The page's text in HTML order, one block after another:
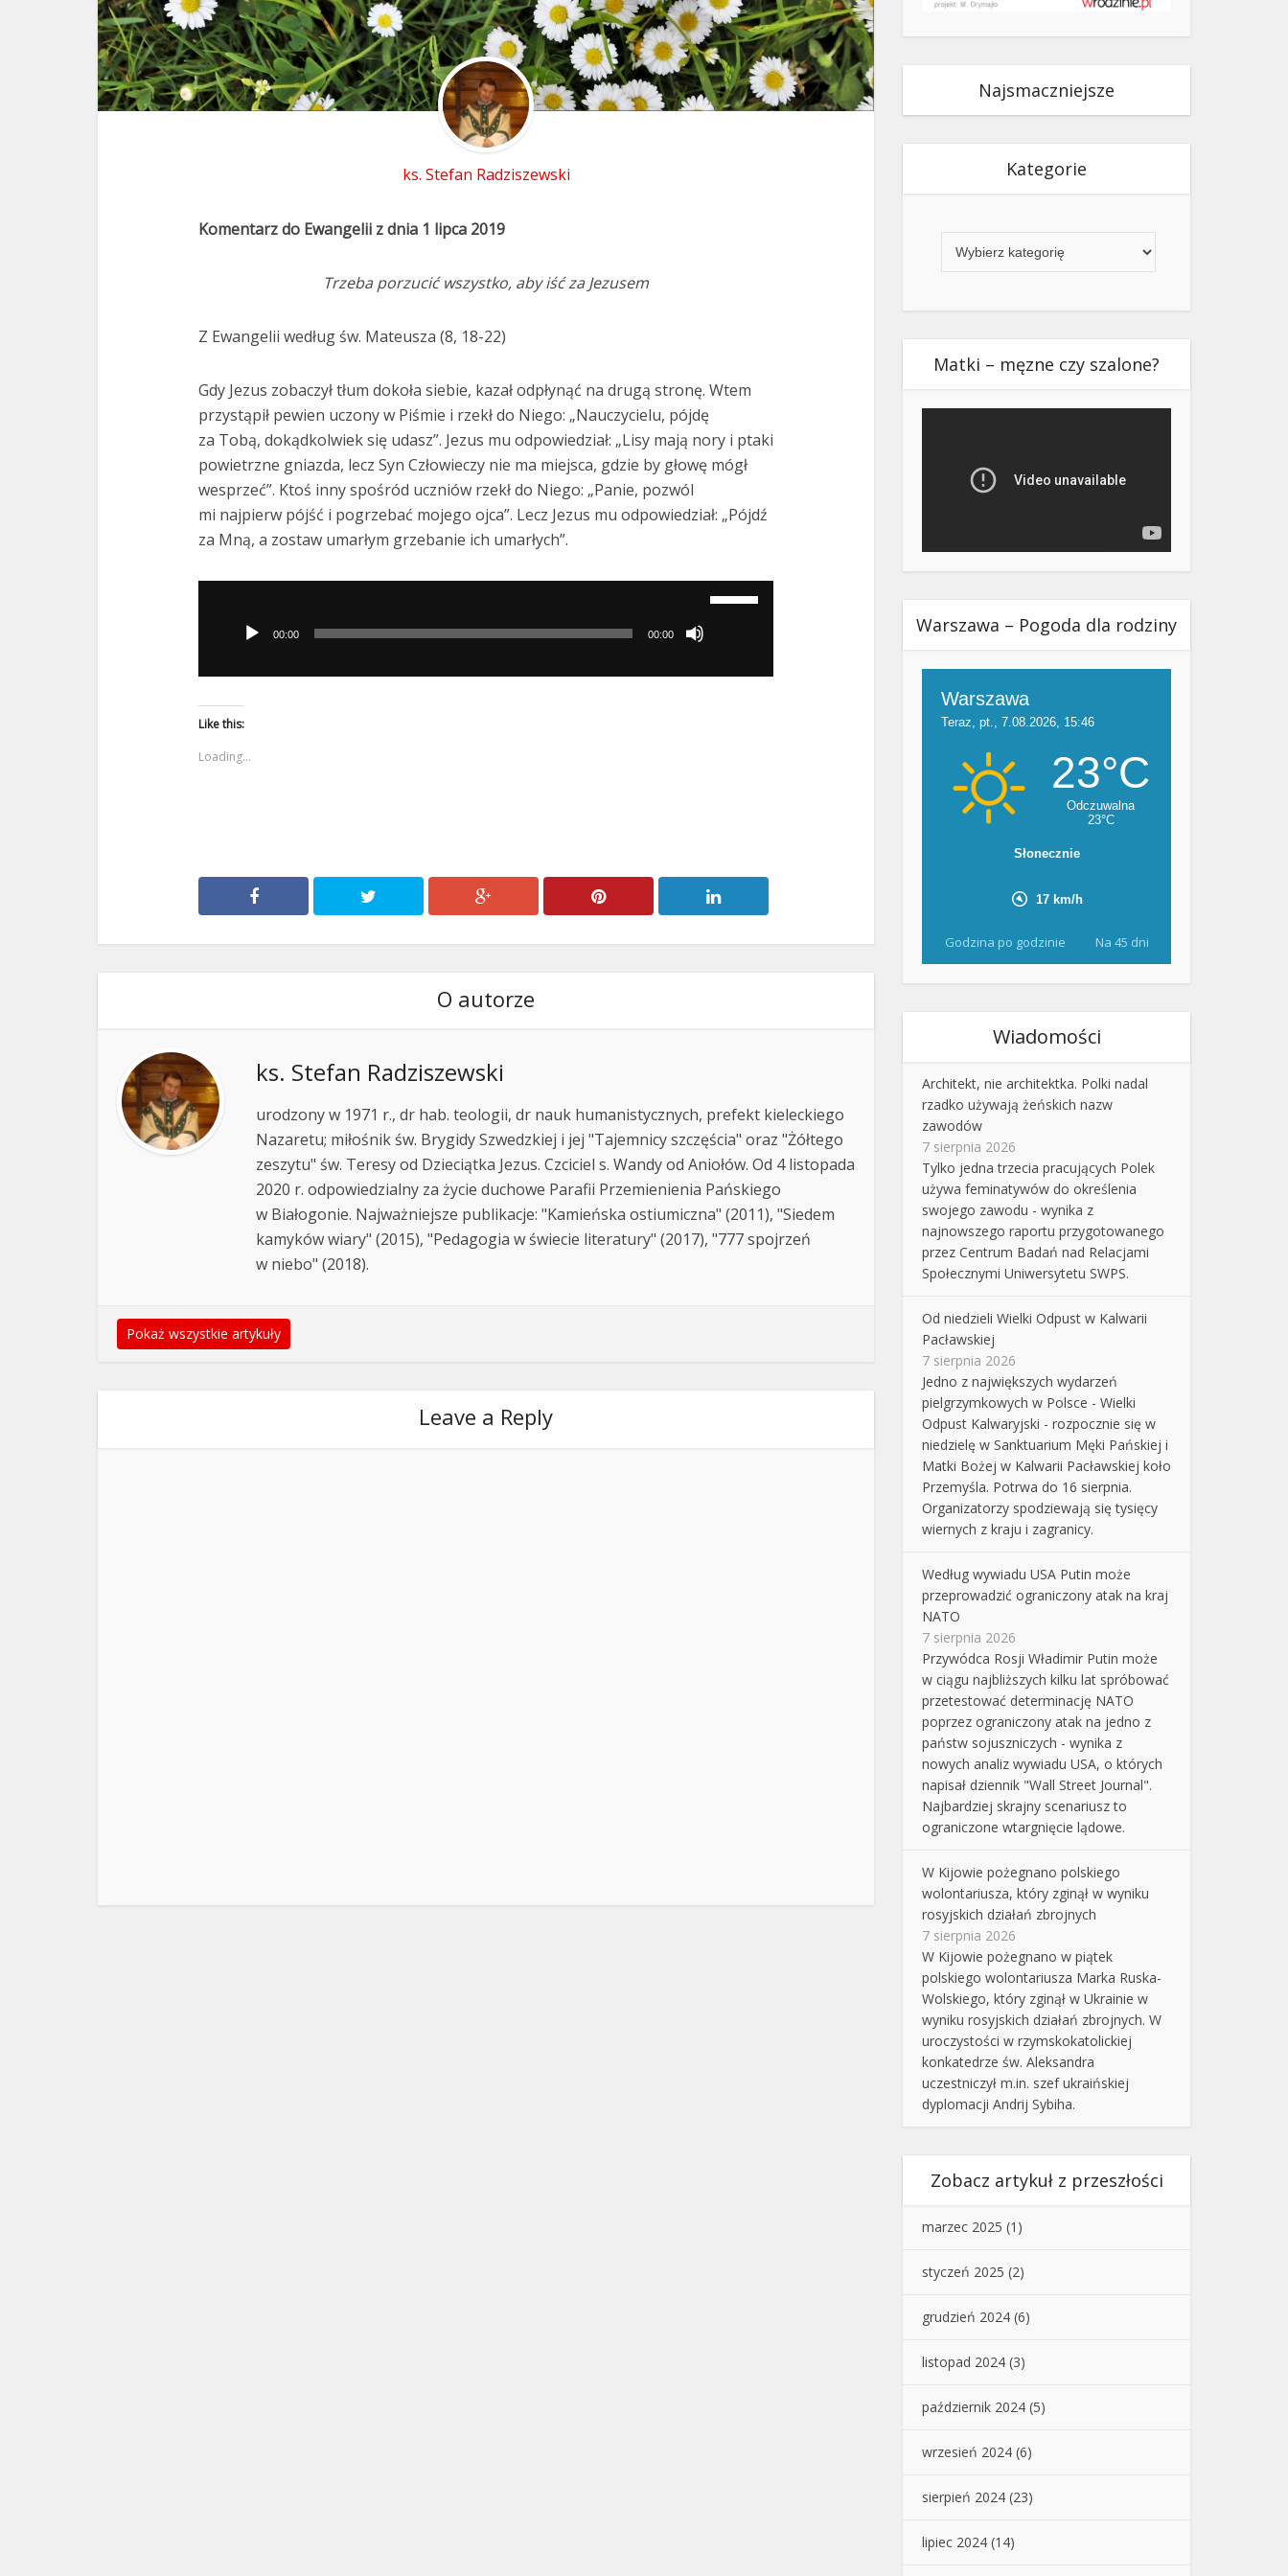
ks. Stefan Radziszewski
Komentarz do Ewangelii z dnia 1 lipca 2019
Trzeba porzucić wszystko, aby iść za Jezusem
Z Ewangelii według św. Mateusza (8, 18-22)
Gdy Jezus zobaczył tłum dokoła siebie, kazał odpłynąć na drugą stronę. Wtem
przystąpił pewien uczony w Piśmie i rzekł do Niego: „Nauczycielu, pójdę
za Tobą, dokądkolwiek się udasz”. Jezus mu odpowiedział: „Lisy mają nory i ptaki
powietrzne gniazda, lecz Syn Człowieczy nie ma miejsca, gdzie by głowę mógł
wesprzeć”. Ktoś inny spośród uczniów rzekł do Niego: „Panie, pozwól
mi najpierw pójść i pogrzebać mojego ojca”. Lecz Jezus mu odpowiedział: „Pójdź
za Mną, a zostaw umarłym grzebanie ich umarłych”.
dźwiękowych
00:00 00:00
Like this:
Loading...
O autorze
ks. Stefan Radziszewski
urodzony w 1971 r., dr hab. teologii, dr nauk humanistycznych, prefekt kieleckiego
Nazaretu; miłośnik św. Brygidy Szwedzkiej i jej "Tajemnicy szczęścia" oraz "Żółtego
zeszytu" św. Teresy od Dzieciątka Jezus. Czciciel s. Wandy od Aniołów. Od 4 listopada
2020 r. odpowiedzialny za życie duchowe Parafii Przemienienia Pańskiego
w Białogonie. Najważniejsze publikacje: "Kamieńska ostiumiczna" (2011), "Siedem
kamyków wiary" (2015), "Pedagogia w świecie literatury" (2017), "777 spojrzeń
w niebo" (2018).
Pokaż wszystkie artykuły
Leave a Reply
Najsmaczniejsze
Kategorie
Matki – męzne czy szalone?
Warszawa – Pogoda dla rodziny
Godzina po godzinie Na 45 dni
Wiadomości
Architekt, nie architektka. Polki nadal
rzadko używają żeńskich nazw
zawodów
7 sierpnia 2026
Tylko jedna trzecia pracujących Polek
używa feminatywów do określenia
swojego zawodu - wynika z
najnowszego raportu przygotowanego
przez Centrum Badań nad Relacjami
Społecznymi Uniwersytetu SWPS.
Od niedzieli Wielki Odpust w Kalwarii
Pacławskiej
7 sierpnia 2026
Jedno z największych wydarzeń
pielgrzymkowych w Polsce - Wielki
Odpust Kalwaryjski - rozpocznie się w
niedzielę w Sanktuarium Męki Pańskiej i
Matki Bożej w Kalwarii Pacławskiej koło
Przemyśla. Potrwa do 16 sierpnia.
Organizatorzy spodziewają się tysięcy
wiernych z kraju i zagranicy.
Według wywiadu USA Putin może
przeprowadzić ograniczony atak na kraj
NATO
7 sierpnia 2026
Przywódca Rosji Władimir Putin może
w ciągu najbliższych kilku lat spróbować
przetestować determinację NATO
poprzez ograniczony atak na jedno z
państw sojuszniczych - wynika z
nowych analiz wywiadu USA, o których
napisał dziennik "Wall Street Journal".
Najbardziej skrajny scenariusz to
ograniczone wtargnięcie lądowe.
W Kijowie pożegnano polskiego
wolontariusza, który zginął w wyniku
rosyjskich działań zbrojnych
7 sierpnia 2026
W Kijowie pożegnano w piątek
polskiego wolontariusza Marka Ruska-
Wolskiego, który zginął w Ukrainie w
wyniku rosyjskich działań zbrojnych. W
uroczystości w rzymskokatolickiej
konkatedrze św. Aleksandra
uczestniczył m.in. szef ukraińskiej
dyplomacji Andrij Sybiha.
Zobacz artykuł z przeszłości
marzec 2025 (1)
styczeń 2025 (2)
grudzień 2024 (6)
listopad 2024 (3)
październik 2024 (5)
wrzesień 2024 (6)
sierpień 2024 (23)
lipiec 2024 (14)